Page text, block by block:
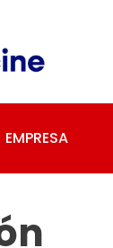
EMPRESA